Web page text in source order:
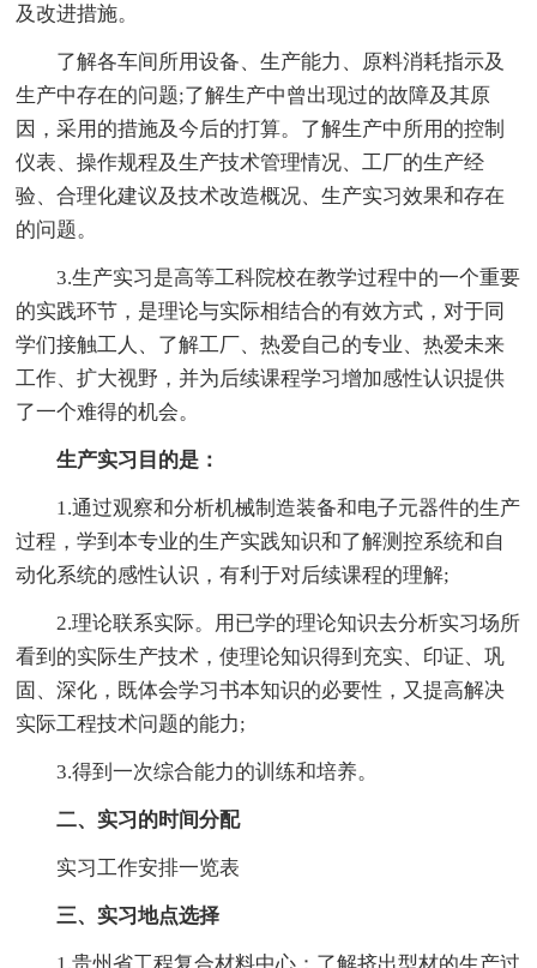
及改进措施。
了解各车间所用设备、生产能力、原料消耗指示及
生产中存在的问题;了解生产中曾出现过的故障及其原
因，采用的措施及今后的打算。了解生产中所用的控制
仪表、操作规程及生产技术管理情况、工厂的生产经
验、合理化建议及技术改造概况、生产实习效果和存在
的问题。
3.生产实习是高等工科院校在教学过程中的一个重要
的实践环节，是理论与实际相结合的有效方式，对于同
学们接触工人、了解工厂、热爱自己的专业、热爱未来
工作、扩大视野，并为后续课程学习增加感性认识提供
了一个难得的机会。
生产实习目的是：
1.通过观察和分析机械制造装备和电子元器件的生产
过程，学到本专业的生产实践知识和了解测控系统和自
动化系统的感性认识，有利于对后续课程的理解;
2.理论联系实际。用已学的理论知识去分析实习场所
看到的实际生产技术，使理论知识得到充实、印证、巩
固、深化，既体会学习书本知识的必要性，又提高解决
实际工程技术问题的能力;
3.得到一次综合能力的训练和培养。
二、实习的时间分配
实习工作安排一览表
三、实习地点选择
1.贵州省工程复合材料中心：了解挤出型材的生产过